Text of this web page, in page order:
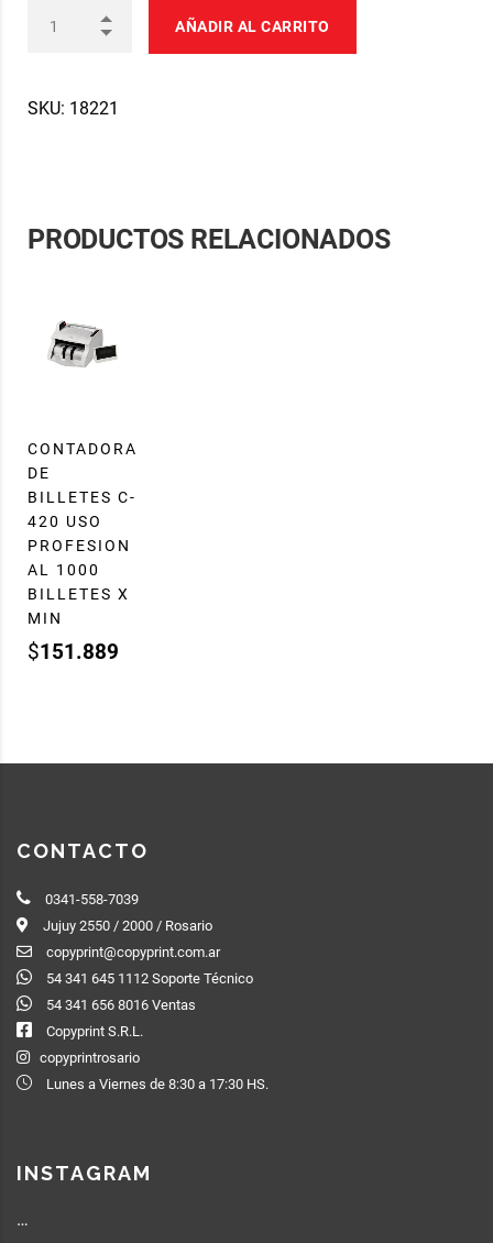
AÑADIR AL CARRITO
SKU: 18221
PRODUCTOS RELACIONADOS
CONTADORA
DE
BILLETES C-
420 USO
PROFESION
AL 1000
BILLETES X
MIN
$151.889
CONTACTO
0341-558-7039
Jujuy 2550 / 2000 / Rosario
copyprint@copyprint.com.ar
54 341 645 1112 Soporte Técnico
54 341 656 8016 Ventas
Copyprint S.R.L.
copyprintrosario
Lunes a Viernes de 8:30 a 17:30 HS.
INSTAGRAM
…